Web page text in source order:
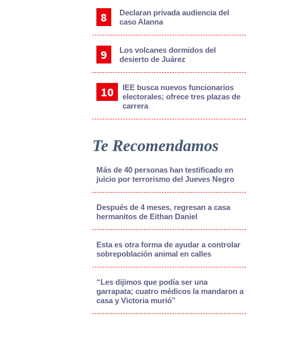
Declaran privada audiencia del
caso Alanna
Los volcanes dormidos del
desierto de Juárez
IEE busca nuevos funcionarios
electorales; ofrece tres plazas de
carrera
Te Recomendamos
Más de 40 personas han testificado en
juicio por terrorismo del Jueves Negro
Después de 4 meses, regresan a casa
hermanitos de Eithan Daniel
Esta es otra forma de ayudar a controlar
sobrepoblación animal en calles
“Les dijimos que podía ser una
garrapata; cuatro médicos la mandaron a
casa y Victoria murió”